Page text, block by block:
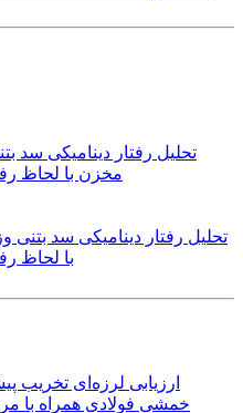
تحلیل رفتار دینامیکی سد
با لحاظ